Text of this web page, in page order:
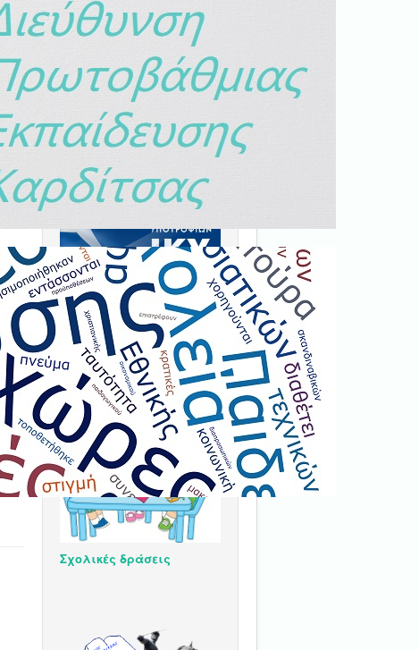
'Ολα τα έγγραφα προς τις
δημόσιες υπηρεσίες πρέπει
να είναι ψηφιακά
υπογεγραμμένα.
Ξεκινήστε εδώ.
Διαβάστε την αντίστοιχη
νομοθεσίαεδώ.
Erasmus+
Σχολικές δράσεις